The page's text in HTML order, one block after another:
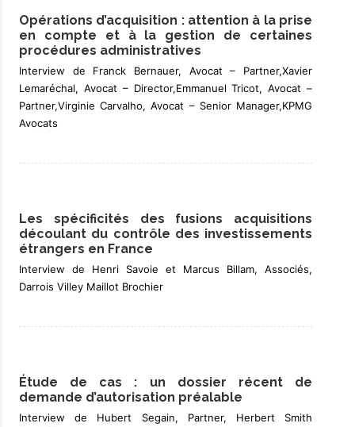
Opérations d’acquisition : attention à la prise
en compte et à la gestion de certaines
procédures administratives
Interview de Franck Bernauer, Avocat – Partner,Xavier
Lemaréchal, Avocat – Director,Emmanuel Tricot, Avocat –
Partner,Virginie Carvalho, Avocat – Senior Manager,KPMG
Avocats
Les spécificités des fusions acquisitions
découlant du contrôle des investissements
étrangers en France
Interview de Henri Savoie et Marcus Billam, Associés,
Darrois Villey Maillot Brochier
Étude de cas : un dossier récent de
demande d’autorisation préalable
Interview de Hubert Segain, Partner, Herbert Smith